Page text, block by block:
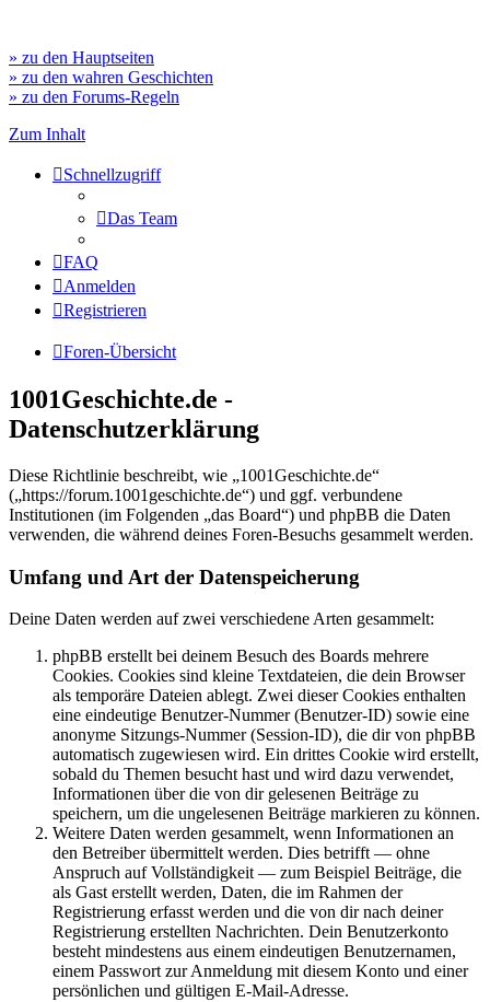
» zu den Hauptseiten
» zu den wahren Geschichten
» zu den Forums-Regeln
Zum Inhalt
Schnellzugriff
Das Team
FAQ
Anmelden
Registrieren
Foren-Übersicht
1001Geschichte.de -
Datenschutzerklärung
Diese Richtlinie beschreibt, wie „1001Geschichte.de“
(„https://forum.1001geschichte.de“) und ggf. verbundene
Institutionen (im Folgenden „das Board“) und phpBB die Daten
verwenden, die während deines Foren-Besuchs gesammelt werden.
Umfang und Art der Datenspeicherung
Deine Daten werden auf zwei verschiedene Arten gesammelt:
phpBB erstellt bei deinem Besuch des Boards mehrere
Cookies. Cookies sind kleine Textdateien, die dein Browser
als temporäre Dateien ablegt. Zwei dieser Cookies enthalten
eine eindeutige Benutzer-Nummer (Benutzer-ID) sowie eine
anonyme Sitzungs-Nummer (Session-ID), die dir von phpBB
automatisch zugewiesen wird. Ein drittes Cookie wird erstellt,
sobald du Themen besucht hast und wird dazu verwendet,
Informationen über die von dir gelesenen Beiträge zu
speichern, um die ungelesenen Beiträge markieren zu können.
Weitere Daten werden gesammelt, wenn Informationen an
den Betreiber übermittelt werden. Dies betrifft — ohne
Anspruch auf Vollständigkeit — zum Beispiel Beiträge, die
als Gast erstellt werden, Daten, die im Rahmen der
Registrierung erfasst werden und die von dir nach deiner
Registrierung erstellten Nachrichten. Dein Benutzerkonto
besteht mindestens aus einem eindeutigen Benutzernamen,
einem Passwort zur Anmeldung mit diesem Konto und einer
persönlichen und gültigen E-Mail-Adresse.